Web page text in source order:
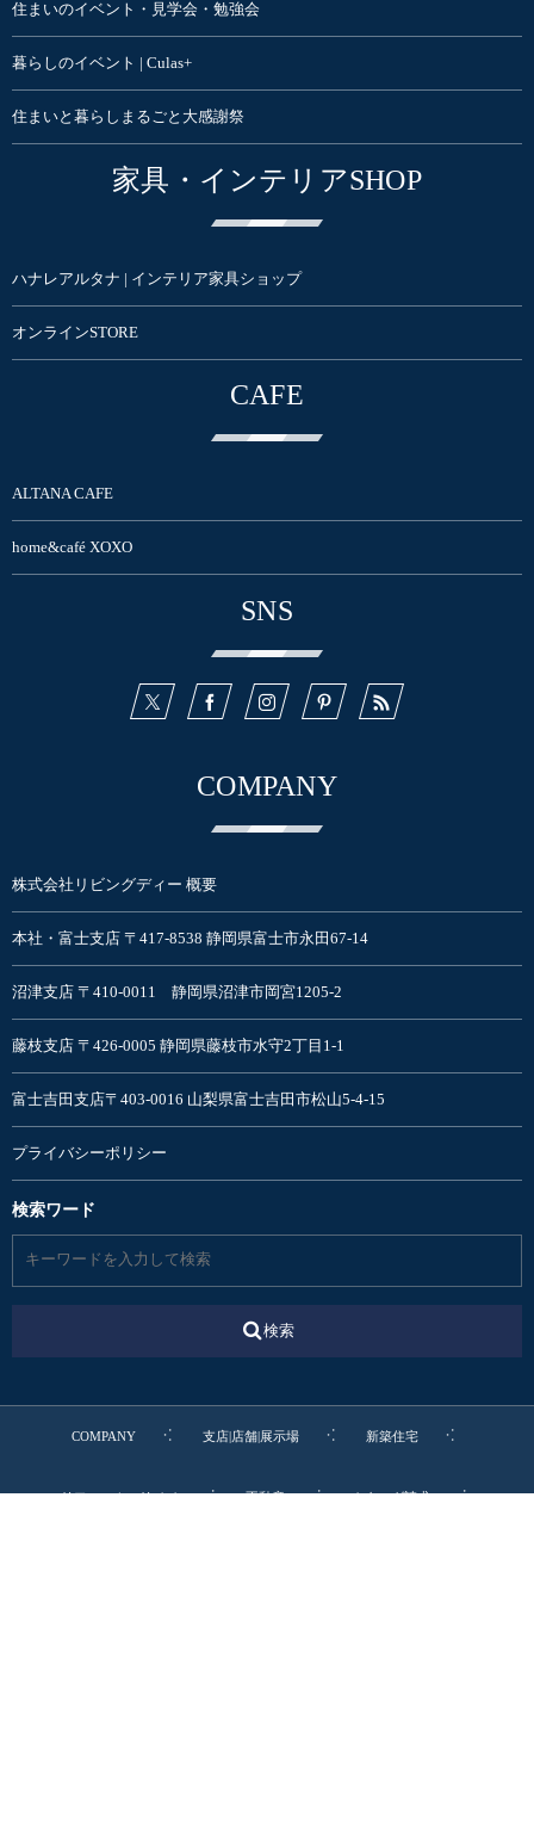
住まいのイベント・見学会・勉強会
暮らしのイベント | Culas+
住まいと暮らしまるごと大感謝祭
家具・インテリアSHOP
ハナレアルタナ | インテリア家具ショップ
オンラインSTORE
CAFE
ALTANA CAFE
home&café XOXO
SNS
COMPANY
株式会社リビングディー 概要
本社・富士支店 〒417-8538 静岡県富士市永田67-14
沼津支店 〒410-0011 静岡県沼津市岡宮1205-2
藤枝支店 〒426-0005 静岡県藤枝市水守2丁目1-1
富士吉田支店〒403-0016 山梨県富士吉田市松山5-4-15
プライバシーポリシー
検索ワード
検索
COMPANY 支店|店舗|展示場 新築住宅
リフォーム・リノベ 不動産 カタログ請求